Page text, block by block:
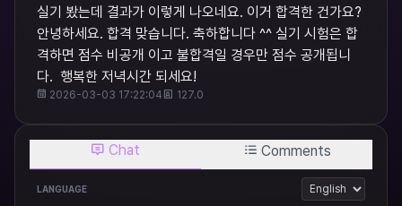
실기 봤는데 결과가 이렇게 나오네요. 이거 합격한 건가요?
안녕하세요. 합격 맞습니다. 축하합니다 ^^ 실기 시험은 합
격하면 점수 비공개 이고 불합격일 경우만 점수 공개됩니
다. ​ 행복한 저녁시간 되세요!
2026-03-03 17:22:04 127.0
Chat Comments
LANGUAGE